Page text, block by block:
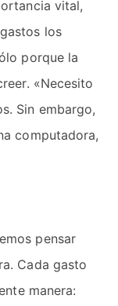
vital,
los
porque la
«Necesito
Sin embargo,
computadora,
pensar
Cada gasto
manera: